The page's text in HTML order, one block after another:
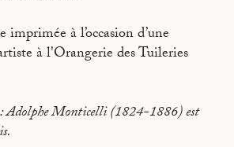
à l’occasion d’une
à l'Orangerie des Tuileries
Adolphe Monticelli (1824-1886) est